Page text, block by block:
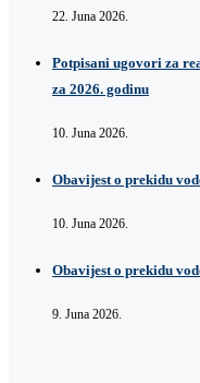
22. Juna 2026.
Potpisani ugovori za
za 2026. godinu
10. Juna 2026.
Obavijest o prekidu
10. Juna 2026.
Obavijest o prekidu
9. Juna 2026.